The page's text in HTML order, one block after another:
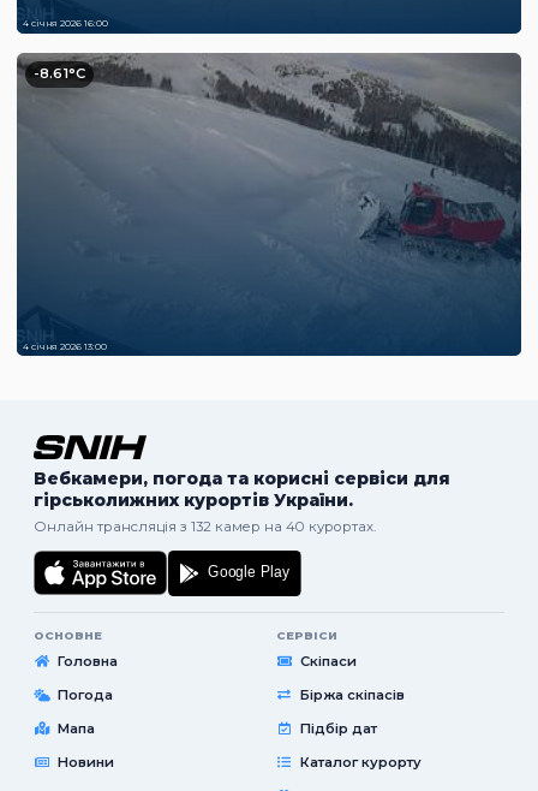
4 січня 2026 16:00
-8.61°C
4 січня 2026 13:00
Вебкамери, погода та корисні сервіси для
гірськолижних курортів України.
Онлайн трансляція з 132 камер на 40 курортах.
ОСНОВНЕ
Головна
Погода
Мапа
Новини
СЕРВІСИ
Скіпаси
Біржа скіпасів
Підбір дат
Каталог курорту